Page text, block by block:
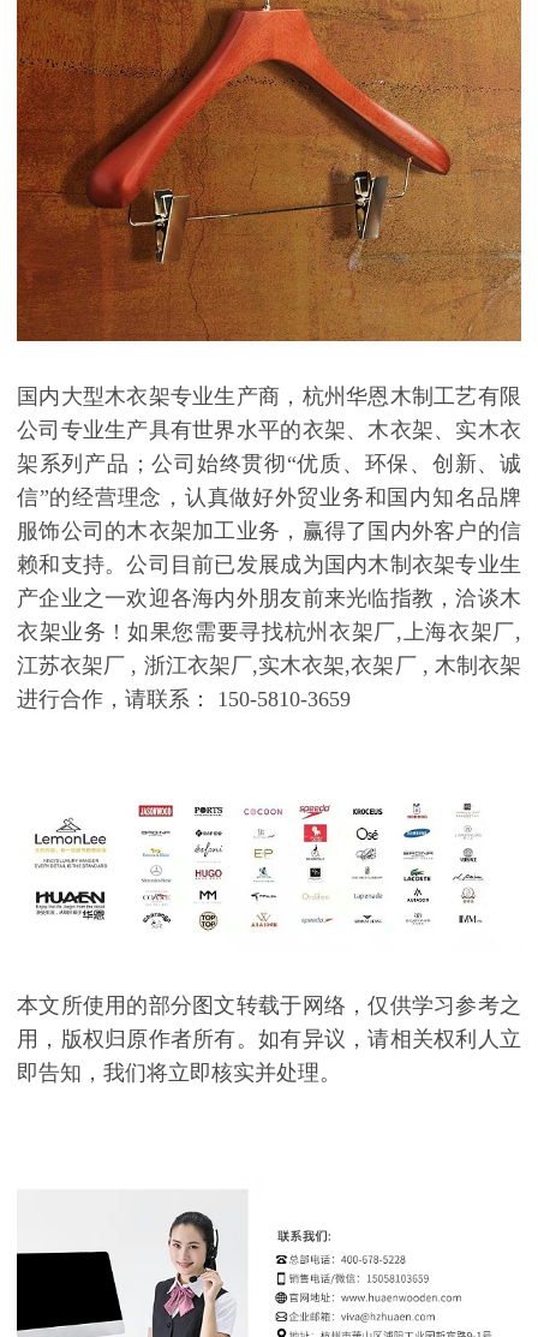
国内大型木衣架专业生产商，杭州华恩木制工艺有限
公司专业生产具有世界水平的衣架、木衣架、实木衣
架系列产品；公司始终贯彻“优质、环保、创新、诚
信”的经营理念，认真做好外贸业务和国内知名品牌
服饰公司的木衣架加工业务，赢得了国内外客户的信
赖和支持。公司目前已发展成为国内木制衣架专业生
产企业之一欢迎各海内外朋友前来光临指教，洽谈木
衣架业务 !如果您需要寻找杭州衣架厂, 上海衣架厂,
江苏衣架厂 , 浙江衣架厂,实木衣架,衣架厂 , 木制衣架
进行合作，请联系：
150-5810-3659
本文所使用的部分图文转载于网络，仅供学习参考之
用，版权归原作者所有。如有异议，请相关权利人立
即告知，我们将立即核实并处理。